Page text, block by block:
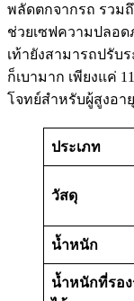
พลัดตกจากรถ รวม
ช่วยเซฟความปลอด
เท้ายังสามารถปรับ
ก็เบามาก เพียงแค่
โจทย์สำหรับผู้สูงอา
ประเภท
วัสดุ
น้ำหนัก
น้ำหนักที่รอ